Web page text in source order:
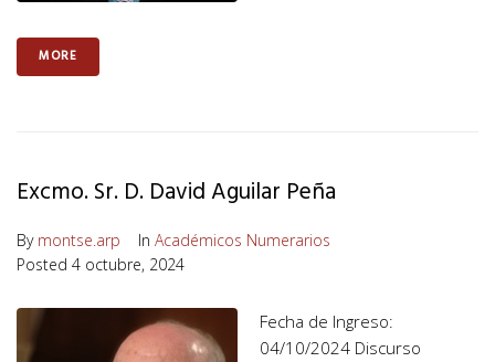
MORE
Excmo. Sr. D. David Aguilar Peña
By montse.arp In Académicos Numerarios
Posted 4 octubre, 2024
Fecha de Ingreso:
04/10/2024 Discurso